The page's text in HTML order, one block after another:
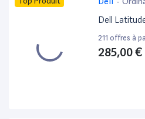
Dell
211 offres à
285,00 €